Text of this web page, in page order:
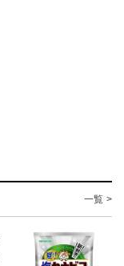
一覧 >